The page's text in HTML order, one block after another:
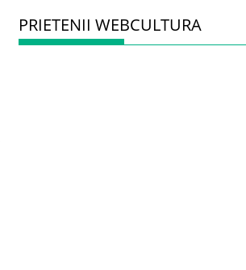
PRIETENII WEBCULTURA